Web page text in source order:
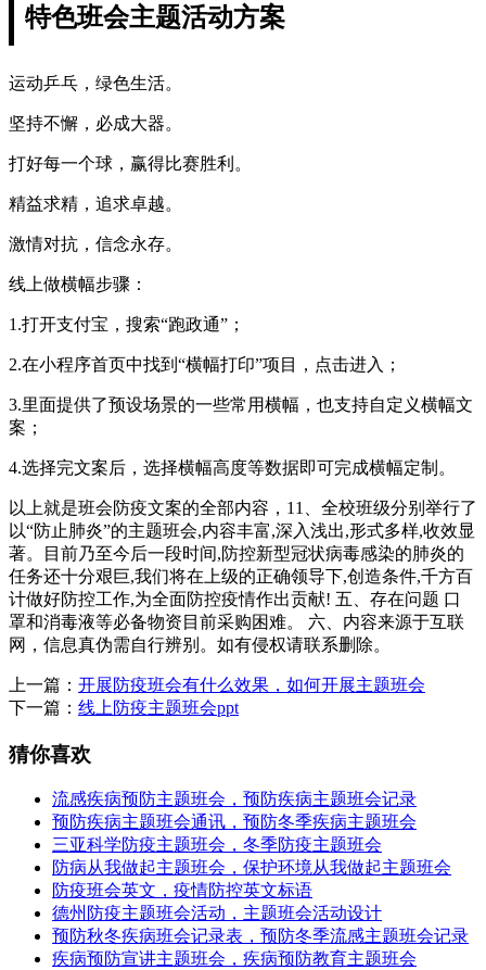
特色班会主题活动方案
运动乒乓，绿色生活。
坚持不懈，必成大器。
打好每一个球，赢得比赛胜利。
精益求精，追求卓越。
激情对抗，信念永存。
线上做横幅步骤：
1.打开支付宝，搜索“跑政通”；
2.在小程序首页中找到“横幅打印”项目，点击进入；
3.里面提供了预设场景的一些常用横幅，也支持自定义横幅文
案；
4.选择完文案后，选择横幅高度等数据即可完成横幅定制。
以上就是班会防疫文案的全部内容，11、全校班级分别举行了
以“防止肺炎”的主题班会,内容丰富,深入浅出,形式多样,收效显
著。目前乃至今后一段时间,防控新型冠状病毒感染的肺炎的
任务还十分艰巨,我们将在上级的正确领导下,创造条件,千方百
计做好防控工作,为全面防控疫情作出贡献! 五、存在问题 口
罩和消毒液等必备物资目前采购困难。 六、内容来源于互联
网，信息真伪需自行辨别。如有侵权请联系删除。
上一篇： 开展防疫班会有什么效果，如何开展主题班会
下一篇： 线上防疫主题班会ppt
猜你喜欢
流感疾病预防主题班会，预防疾病主题班会记录
预防疾病主题班会通讯，预防冬季疾病主题班会
三亚科学防疫主题班会，冬季防疫主题班会
防病从我做起主题班会，保护环境从我做起主题班会
防疫班会英文，疫情防控英文标语
德州防疫主题班会活动，主题班会活动设计
预防秋冬疾病班会记录表，预防冬季流感主题班会记录
疾病预防宣讲主题班会，疾病预防教育主题班会